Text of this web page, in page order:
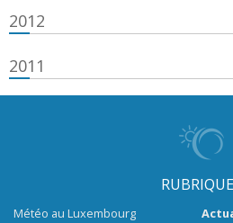
2012
2011
Météo au Luxembourg